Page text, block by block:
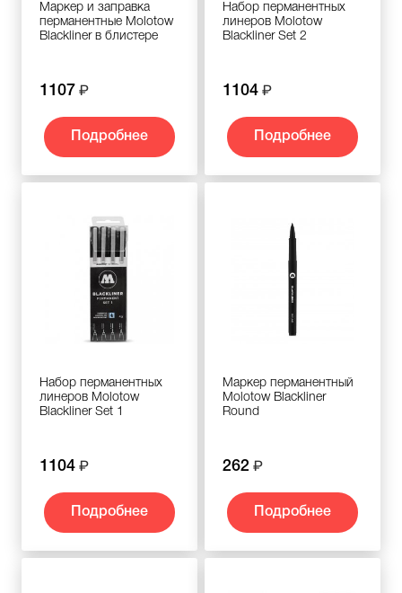
Маркер и заправка
перманентные Molotow
Blackliner в блистере
1107
Подробнее
Набор перманентных
линеров Molotow
Blackliner Set 2
1104
Подробнее
Набор перманентных
линеров Molotow
Blackliner Set 1
1104
Подробнее
Маркер перманентный
Molotow Blackliner
Round
262
Подробнее